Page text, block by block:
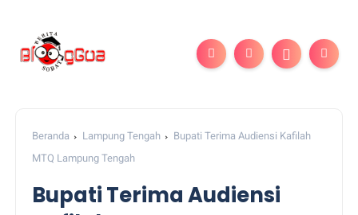
Beranda Lampung Tengah
Bupati Terima Audiensi Kafilah
MTQ Lampung Tengah
Bupati Terima Audiensi